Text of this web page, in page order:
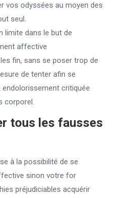
vos odyssées au moyen des
seul.
limite dans le but de
affective
fin, sans se poser trop de
de tenter afin se
critiquée
corporel.
tous les fausses
à la possibilité de se
sinon votre for
préjudiciables acquérir